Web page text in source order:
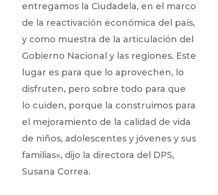
entregamos la Ciudadela, en el marco
de la reactivación económica del país,
y como muestra de la articulación del
Gobierno Nacional y las regiones. Este
lugar es para que lo aprovechen, lo
disfruten, pero sobre todo para que
lo cuiden, porque la construimos para
el mejoramiento de la calidad de vida
de niños, adolescentes y jóvenes y sus
familias», dijo la directora del DPS,
Susana Correa.